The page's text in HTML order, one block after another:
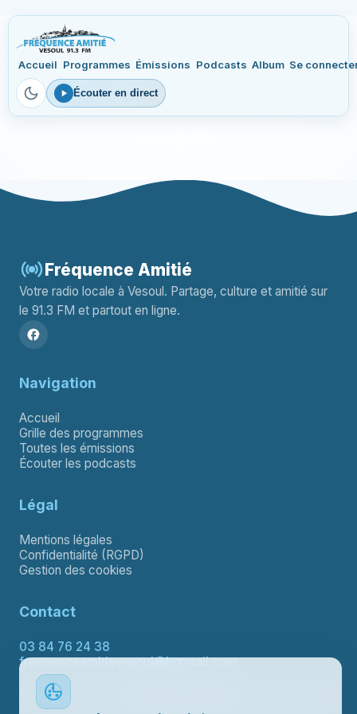
Accueil Programmes Émissions Podcasts Album Se
Écouter en direct
Fréquence Amitié
Votre radio locale à Vesoul. Partage, culture et amitié sur
le 91.3 FM et partout en ligne.
Navigation
Accueil
Grille des programmes
Toutes les émissions
Écouter les podcasts
Légal
Mentions légales
Confidentialité (RGPD)
Gestion des cookies
Contact
03 84 76 24 38
frequenceamitievesoul@hotmail.com